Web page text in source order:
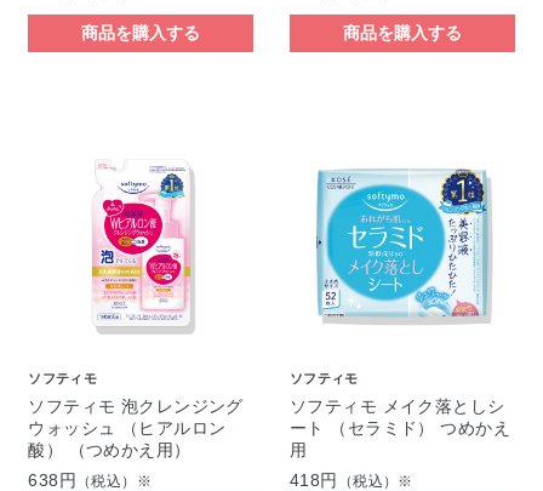
商品を購入する 商品を購入する
ソフティモ
ソフティモ 泡クレンジング
ウォッシュ （ヒアルロン
酸） （つめかえ用）
638円
（税込）※
ソフティモ
ソフティモ メイク落としシ
ート （セラミド） つめかえ
用
418円
（税込）※